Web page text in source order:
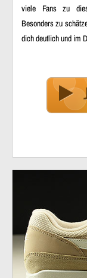
viele Fans zu
Besonders zu
dich deutlich und im